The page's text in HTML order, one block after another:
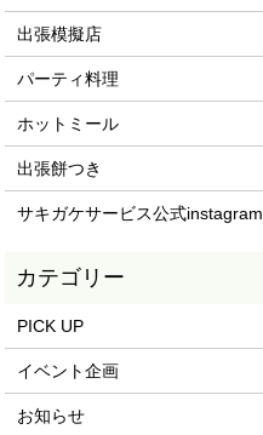
出張模擬店
パーティ料理
ホットミール
出張餅つき
サキガケサービス公式instagram
PICK UP
イベント企画
お知らせ